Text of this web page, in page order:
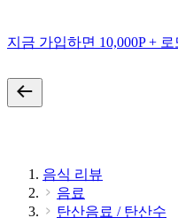
지금 가입하면 10,000P +
음식 리뷰
음료
탄산음료 / 탄산수